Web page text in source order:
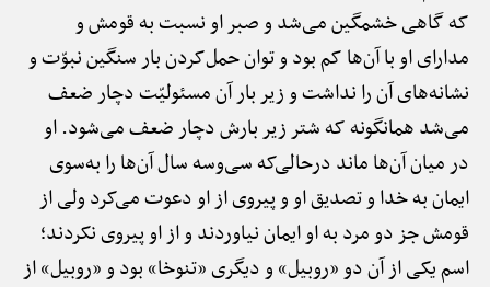
که گاهی خشمگین می‌شد و صبر او نسبت به قومش و
مدارای او با آن‌ها کم بود و توان حمل‌کردن بار سنگین نبوّت و
نشانه‌های آن را نداشت و زیر بار آن مسئولیّت دچار ضعف
می‌شد همانگونه که شتر زیر بارش دچار ضعف می‌شود. او
در میان آن‌ها ماند درحالی‌که سی‌وسه سال آن‌ها را به‌سوی
ایمان به خدا و تصدیق او و پیروی از او دعوت می‌کرد ولی از
قومش جز دو مرد به او ایمان نیاوردند و از او پیروی نکردند؛
اسم یکی از آن دو «روبیل» و دیگری «تنوخا» بود و «روبیل» از